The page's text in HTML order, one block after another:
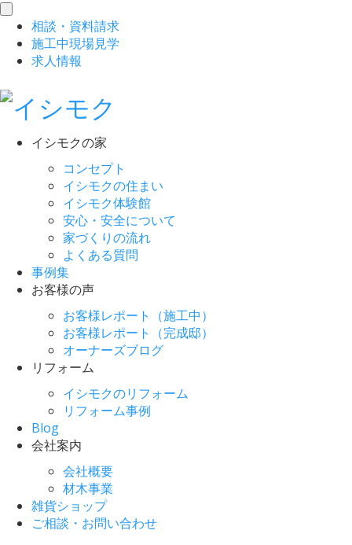
toggle
navigation
相談 ・ 資料請求
施工中現場見学
求人情報
イシモクの家
コンセプト
イシモクの住まい
イシモク体験館
安心・安全について
家づくりの流れ
よくある質問
事例集
お客様の声
お客様レポート（施工中）
お客様レポート（完成邸）
オーナーズブログ
リフォーム
イシモクのリフォーム
リフォーム事例
Blog
会社案内
会社概要
材木事業
雑貨ショップ
ご相談・お問い合わせ